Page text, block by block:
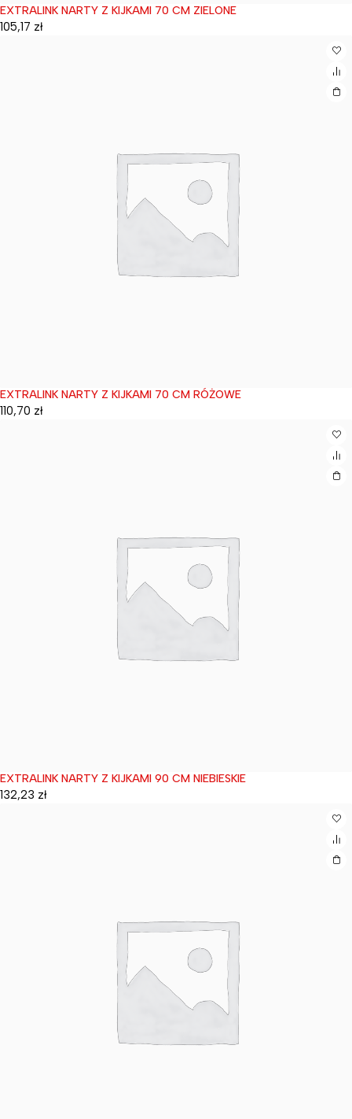
Wyprzedane
EXTRALINK NARTY Z KIJKAMI 70 CM ZIELONE
105,17 zł
Wyprzedane
EXTRALINK NARTY Z KIJKAMI 70 CM RÓŻOWE
110,70 zł
Wyprzedane
EXTRALINK NARTY Z KIJKAMI 90 CM NIEBIESKIE
132,23 zł